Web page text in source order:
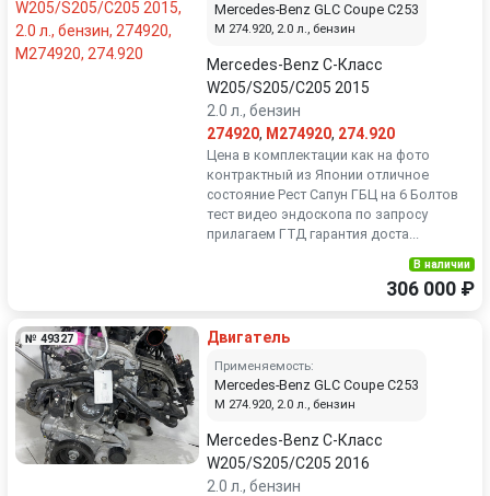
Mercedes-Benz GLC Coupe C253
M 274.920, 2.0 л., бензин
Mercedes-Benz C-Класс
W205/S205/C205 2015
2.0 л., бензин
274920, M274920, 274.920
Цена в комплектации как на фото
контрактный из Японии отличное
состояние Рест Сапун ГБЦ на 6 Болтов
тест видео эндоскопа по запросу
прилагаем ГТД гарантия доста...
В наличии
306 000 ₽
№ 49327 Двигатель
Применяемость:
Mercedes-Benz GLC Coupe C253
M 274.920, 2.0 л., бензин
Mercedes-Benz C-Класс
W205/S205/C205 2016
2.0 л., бензин